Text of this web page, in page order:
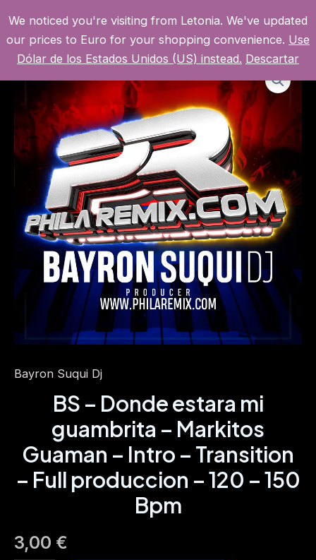
contenido
MI CUENTA
Bayron Suqui Dj
BS – Donde estara mi
guambrita – Markitos
Guaman – Intro – Transition
– Full produccion – 120 – 150
Bpm
3,00 €
We noticed you're visiting from Letonia. We've updated
our prices to Euro for your shopping convenience. Use
Dólar de los Estados Unidos (US) instead. Descartar